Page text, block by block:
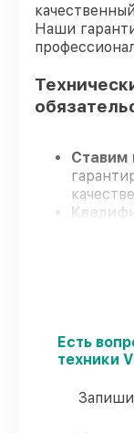
Наши
Ставим
UV без
Есть
техники